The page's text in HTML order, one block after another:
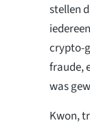
stellen
crypto-
fraude,
was
Kwon,